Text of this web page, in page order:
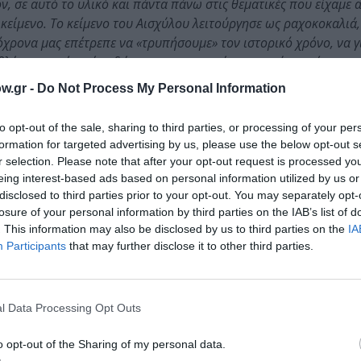
- Do Not Process My Personal Information
opt-out of the sale, sharing to third parties, or processing of your
for targeted advertising by us, please use the below opt-out
selection. Please note that after your opt-out request is processed
interest-based ads based on personal information utilized by us
to third parties prior to your opt-out. You may separately
of your personal information by third parties on the IAB’s list of
This information may also be disclosed by us to third parties on the
Participants that may further disclose it to other third parties.
Data Processing Opt Outs
opt-out of the Sharing of my personal data.
σε αυτό το υλικό και πάντα πάνω στις θεματικές που είχαμε
Το κείμενο του Αισχύλου λειτούργησε ως
μας επέτρεπε να «τρυπήσουμε» τον ιστορικό χρόνο, να
είναι ένα δώρο που σου παρέχουν αυτά τα κείμενα –
για εμάς, όπως και για όσες και όσους σε όλες τις
αυτό που ορίζει το σύγχρονο, άρα και μιλάει για το τι
κόσμο»
τονίζει ο Παντελής Φλατσούσης.
τόσο που απασχολεί τις κοινωνίες διαχρονικά αλλά και
Civil War αναφέρεται στο παγκόσμιο αυτό ζήτημα
ο πόλεμος φαίνεται να είναι αυτός που παράγει τις μεγάλες
με πολέμους η ιστορία; Υπάρχει κάποιος πόλεμος άραγε που
δίκαιοι; Γιατί το ερώτημα της δικαιοσύνης, εξόχως
των Λαβδακιδών, είναι ένα ερώτημα που πάει μαζί με την
εποχές, όπως η σημερινή, με οικονομικές,